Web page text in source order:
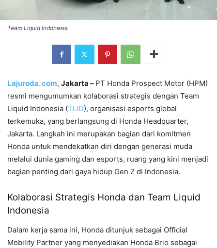
Team Liquid Indonesia
Lajuroda. com, Jakarta – PT Honda Prospect Motor (HPM)
resmi mengumumkan kolaborasi strategis dengan Team
Liquid Indonesia (TLID), organisasi esports global
terkemuka, yang berlangsung di Honda Headquarter,
Jakarta. Langkah ini merupakan bagian dari komitmen
Honda untuk mendekatkan diri dengan generasi muda
melalui dunia gaming dan esports, ruang yang kini menjadi
bagian penting dari gaya hidup Gen Z di Indonesia.
Kolaborasi Strategis Honda dan Team Liquid
Indonesia
Dalam kerja sama ini, Honda ditunjuk sebagai Official
Mobility Partner yang menyediakan Honda Brio sebagai